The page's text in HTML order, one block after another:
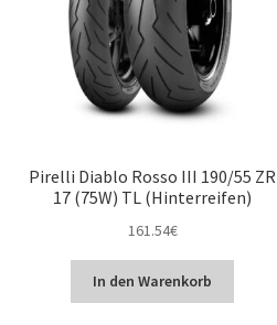
Pirelli Diablo Rosso III 190/55 ZR
17 (75W) TL (Hinterreifen)
161.54€
In den Warenkorb